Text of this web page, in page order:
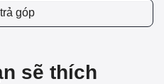
góp
sẽ thích